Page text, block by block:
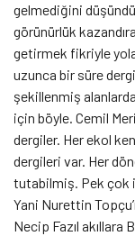
gelmediğini
görünürlük
getirmek fikriyle
uzunca bir süre
şekillenmiş
için böyle. Cemil
dergiler. Her ekol
dergileri var. Her
tutabilmiş. Pek çok
Yani Nurettin
Necip Fazıl akıllara